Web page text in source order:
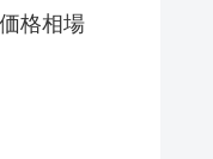
格相場